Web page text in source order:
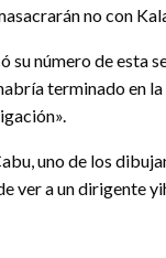
no con
su número de
terminado en
uno de los
ver a un dirigente